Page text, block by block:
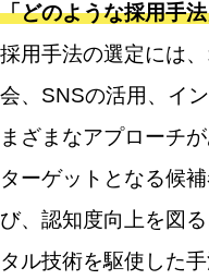
「どのような採用手
採用手法の選定には
会、SNSの活用、イ
まざまなアプローチが
ターゲットとなる候
び、認知度向上を図
タル技術を駆使した